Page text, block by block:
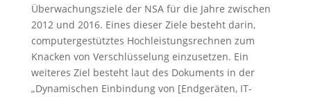
Überwachungsziele der NSA für die Jahre zwischen
2012 und 2016. Eines dieser Ziele besteht darin,
computergestütztes Hochleistungsrechnen zum
Knacken von Verschlüsselung einzusetzen. Ein
weiteres Ziel besteht laut des Dokuments in der
„Dynamischen Einbindung von [Endgeräten, IT-